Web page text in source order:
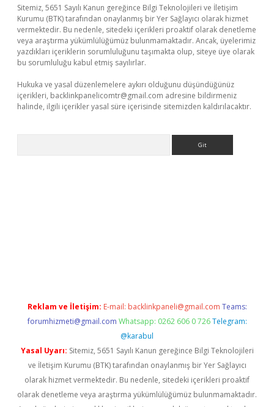
Sitemiz, 5651 Sayılı Kanun gereğince Bilgi Teknolojileri ve İletişim
Kurumu (BTK) tarafından onaylanmış bir Yer Sağlayıcı olarak hizmet
vermektedir. Bu nedenle, sitedeki içerikleri proaktif olarak denetleme
veya araştırma yükümlülüğümüz bulunmamaktadır. Ancak, üyelerimiz
yazdıkları içeriklerin sorumluluğunu taşımakta olup, siteye üye olarak
bu sorumluluğu kabul etmiş sayılırlar.
Hukuka ve yasal düzenlemelere aykırı olduğunu düşündüğünüz
içerikleri, backlinkpanelicomtr@gmail.com adresine bildirmeniz
halinde, ilgili içerikler yasal süre içerisinde sitemizden kaldırılacaktır.
Reklam ve İletişim: E-mail: backlinkpaneli@gmail.com Teams:
forumhizmeti@gmail.com Whatsapp: 0262 606 0 726 Telegram:
@karabul
Yasal Uyarı: Sitemiz, 5651 Sayılı Kanun gereğince Bilgi Teknolojileri
ve İletişim Kurumu (BTK) tarafından onaylanmış bir Yer Sağlayıcı
olarak hizmet vermektedir. Bu nedenle, sitedeki içerikleri proaktif
olarak denetleme veya araştırma yükümlülüğümüz bulunmamaktadır.